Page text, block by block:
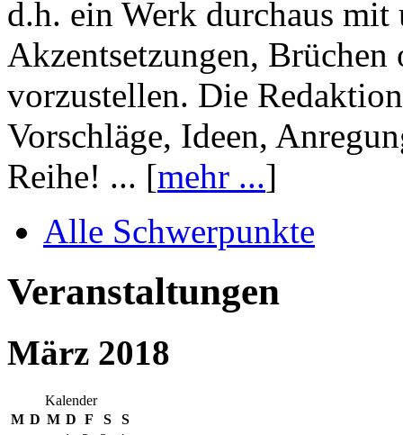
d.h. ein Werk durchaus mit
Akzentsetzungen, Brüchen
vorzustellen. Die
Vorschläge, Ideen,
Reihe! ... [mehr ...]
Alle Schwerpunkte
Veranstaltungen
März 2018
Kalender
M D M D F S
S